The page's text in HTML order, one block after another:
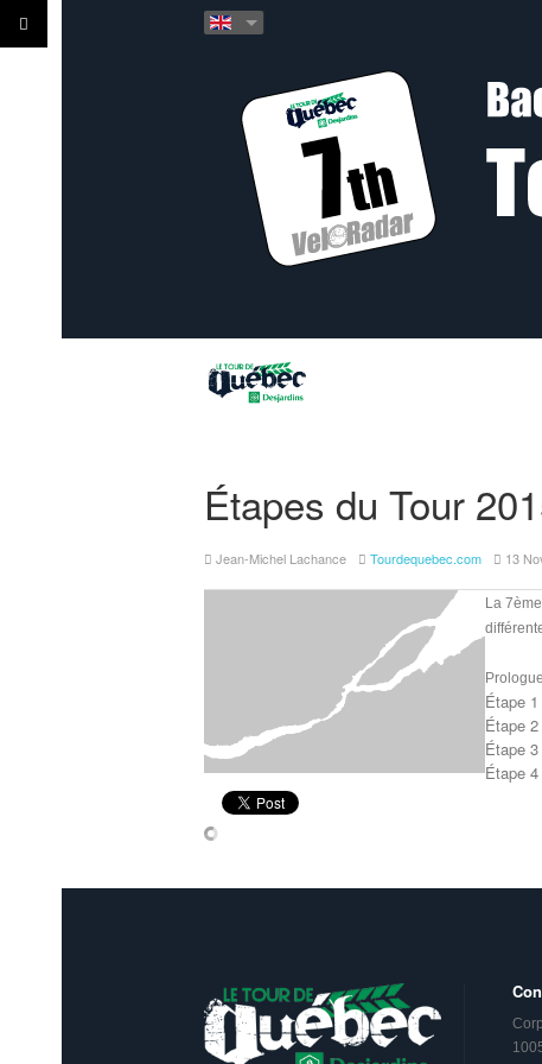
Étapes du Tour
Jean-Michel Lachance Tourdequebec.com 13
La
Prologue
Étape 1
Étape 2
Étape 3
Étape 4